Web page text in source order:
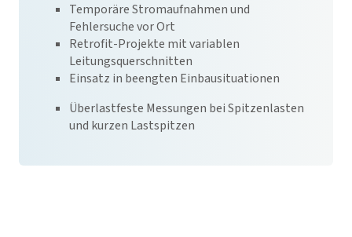
Temporäre Stromaufnahmen und
Fehlersuche vor Ort
Retrofit-Projekte mit variablen
Leitungsquerschnitten
Einsatz in beengten Einbausituationen
Überlastfeste Messungen bei Spitzenlasten
und kurzen Lastspitzen